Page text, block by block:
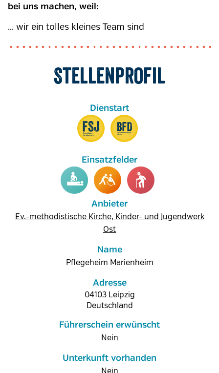
bei uns machen, weil:
... wir ein tolles kleines Team sind
Stellenprofil
Anbieter
Ev.-methodistische Kirche, Kinder- und Jugendwerk
Ost
Name
Pflegeheim Marienheim
Adresse
04103 Leipzig
Deutschland
Führerschein erwünscht
Nein
Unterkunft vorhanden
Nein